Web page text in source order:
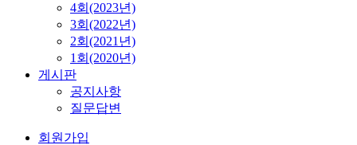
4회(2023년)
3회(2022년)
2회(2021년)
1회(2020년)
게시판
공지사항
질문답변
회원가입